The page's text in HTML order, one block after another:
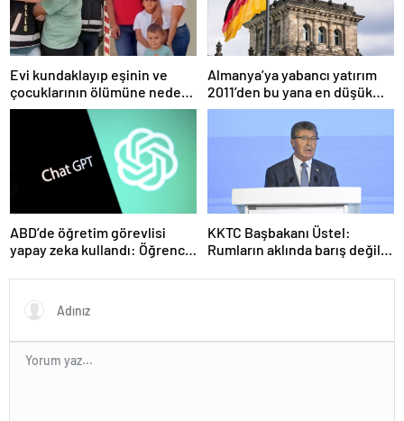
Evi kundaklayıp eşinin ve
çocuklarının ölümüne neden
olmuştu! Yeni görüntüler
Almanya’ya yabancı yatırım
2011’den bu yana en düşük
seviyede
ABD’de öğretim görevlisi
yapay zeka kullandı: Öğrenci
KKTC Başbakanı Üstel:
Rumların aklında barış değil